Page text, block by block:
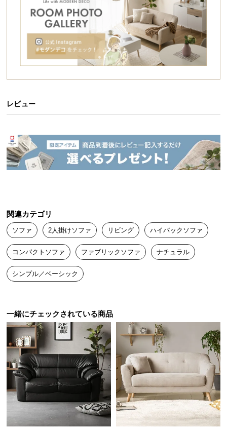
イ
払
い
に
配
送
料
に
つ
い
大
型
商
品
の
配
に
つ
レビュー
関連カテゴリ
ソファ 2人掛けソファ リビング ハイバックソファ
コンパクトソファ ファブリックソファ ナチュラル
シンプル／ベーシック
一緒にチェックされている商品